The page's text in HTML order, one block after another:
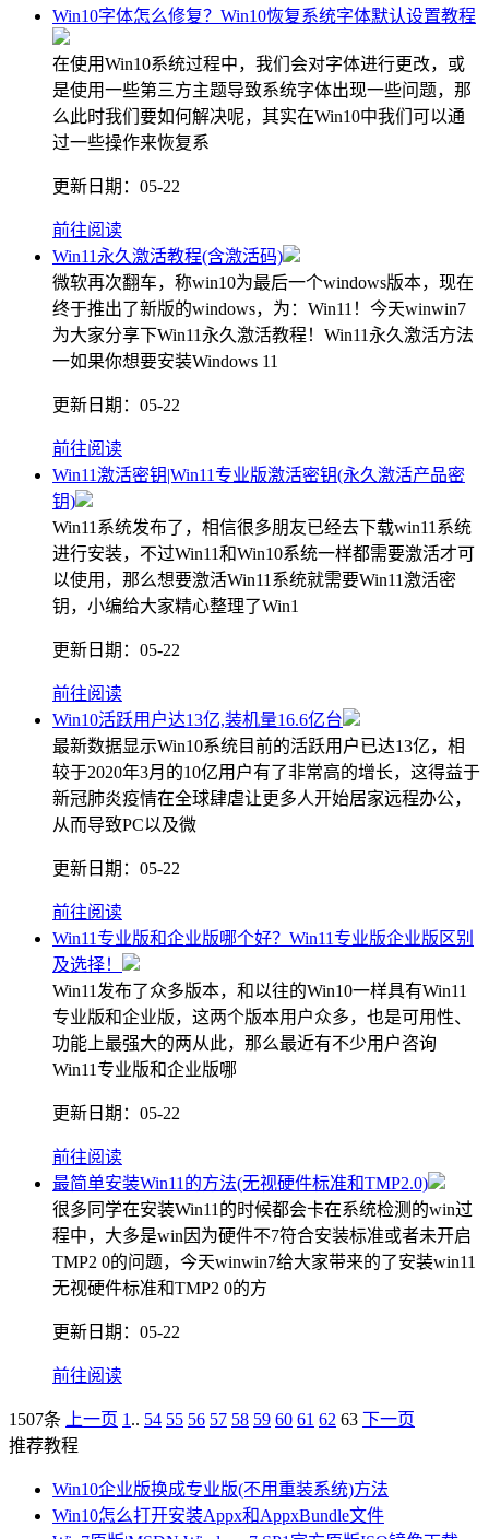
Win10字体怎么修复？Win10恢复系统字体默认设置教程
在使用Win10系统过程中，我们会对字体进行更改，或
是使用一些第三方主题导致系统字体出现一些问题，那
么此时我们要如何解决呢，其实在Win10中我们可以通
过一些操作来恢复系
更新日期： 05-22
前往阅读
Win11永久激活教程(含激活码)
微软再次翻车，称win10为最后一个windows版本，现在
终于推出了新版的windows，为：Win11！今天winwin7
为大家分享下Win11永久激活教程！Win11永久激活方法
一如果你想要安装Windows 11
更新日期： 05-22
前往阅读
Win11激活密钥|Win11专业版激活密钥(永久激活产品密
钥)
Win11系统发布了，相信很多朋友已经去下载win11系统
进行安装，不过Win11和Win10系统一样都需要激活才可
以使用，那么想要激活Win11系统就需要Win11激活密
钥，小编给大家精心整理了Win1
更新日期： 05-22
前往阅读
Win10活跃用户达13亿,装机量16.6亿台
最新数据显示Win10系统目前的活跃用户已达13亿，相
较于2020年3月的10亿用户有了非常高的增长，这得益于
新冠肺炎疫情在全球肆虐让更多人开始居家远程办公，
从而导致PC以及微
更新日期： 05-22
前往阅读
Win11专业版和企业版哪个好？Win11专业版企业版区别
及选择！
Win11发布了众多版本，和以往的Win10一样具有Win11
专业版和企业版，这两个版本用户众多，也是可用性、
功能上最强大的两从此，那么最近有不少用户咨询
Win11专业版和企业版哪
更新日期： 05-22
前往阅读
最简单安装Win11的方法(无视硬件标准和TMP2.0)
很多同学在安装Win11的时候都会卡在系统检测的win过
程中，大多是win因为硬件不7符合安装标准或者未开启
TMP2 0的问题，今天winwin7给大家带来的了安装win11
无视硬件标准和TMP2 0的方
更新日期： 05-22
前往阅读
1507条 上一页 1 .. 54 55 56 57 58 59 60 61 62 63 下一页
推荐教程
Win10企业版换成专业版(不用重装系统)方法
Win10怎么打开安装Appx和AppxBundle文件